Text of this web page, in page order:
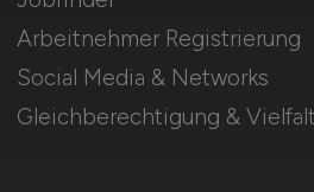
Arbeitnehmer Registrierung
Social Media & Networks
Gleichberechtigung & Vielfalt